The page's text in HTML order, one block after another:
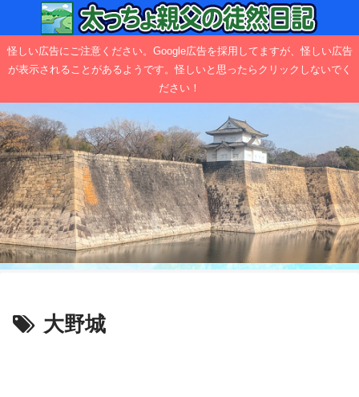
怪しい広告にご注意ください。Google広告を採用してますが、怪しい広告
が表示されることがあるようです。怪しいと思ったらクリックしないでく
ださい！
大野城